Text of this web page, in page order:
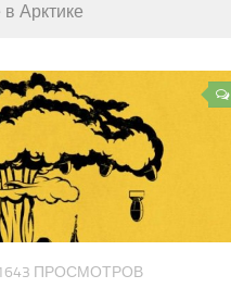
Арктике
ПРОСМОТРОВ